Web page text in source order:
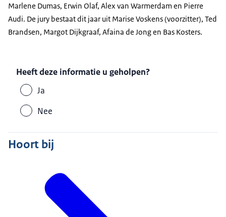
Marlene Dumas, Erwin Olaf, Alex van Warmerdam en Pierre
Audi. De jury bestaat dit jaar uit Marise Voskens (voorzitter), Ted
Brandsen, Margot Dijkgraaf, Afaina de Jong en Bas Kosters.
Heeft deze informatie u geholpen?
Ja
Nee
Hoort bij